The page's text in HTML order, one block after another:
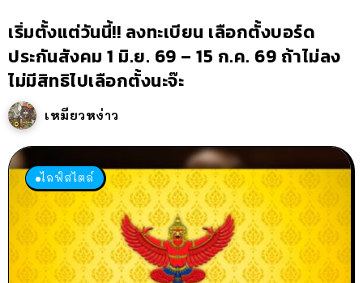
เริ่มตั้งแต่วันนี้!! ลงทะเบียน เลือกตั้งบอร์ด
ประกันสังคม 1 มิ.ย. 69 – 15 ก.ค. 69 ถ้าไม่ลง
ไม่มีสิทธิไปเลือกตั้งนะจ๊ะ
เหมียวหง่าว
ไลฟ์สไตล์